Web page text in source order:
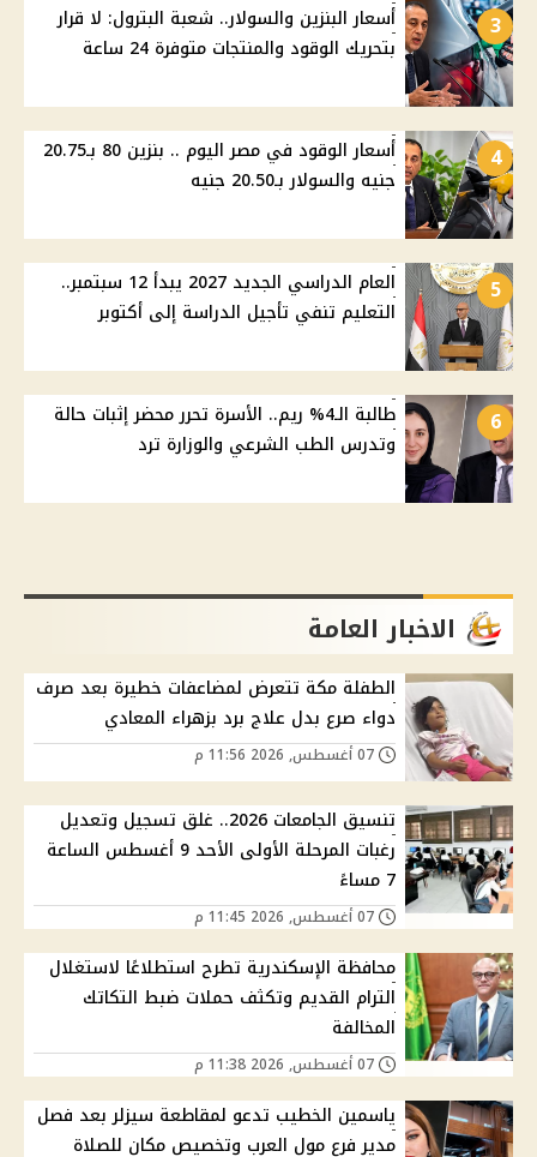
3
أسعار البنزين والسولار.. شعبة البترول: لا قرار
بتحريك الوقود والمنتجات متوفرة 24 ساعة
4
أسعار الوقود في مصر اليوم .. بنزين 80 بـ20.75
جنيه والسولار بـ20.50 جنيه
5
العام الدراسي الجديد 2027 يبدأ 12 سبتمبر..
التعليم تنفي تأجيل الدراسة إلى أكتوبر
6
طالبة الـ4% ريم.. الأسرة تحرر محضر إثبات حالة
وتدرس الطب الشرعي والوزارة ترد
الاخبار العامة
الطفلة مكة تتعرض لمضاعفات خطيرة بعد صرف
دواء صرع بدل علاج برد بزهراء المعادي
تنسيق الجامعات 2026.. غلق تسجيل وتعديل
رغبات المرحلة الأولى الأحد 9 أغسطس الساعة
7 مساءً
محافظة الإسكندرية تطرح استطلاعًا لاستغلال
الترام القديم وتكثف حملات ضبط التكاتك
المخالفة
ياسمين الخطيب تدعو لمقاطعة سيزلر بعد فصل
مدير فرع مول العرب وتخصيص مكان للصلاة